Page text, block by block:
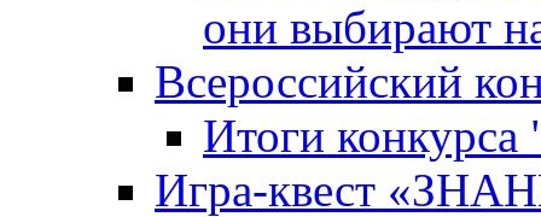
они выбирают
Всероссийский
Итоги
Игра-квест